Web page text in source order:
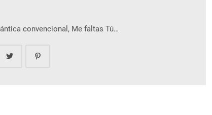
convencional, Me faltas Tú…